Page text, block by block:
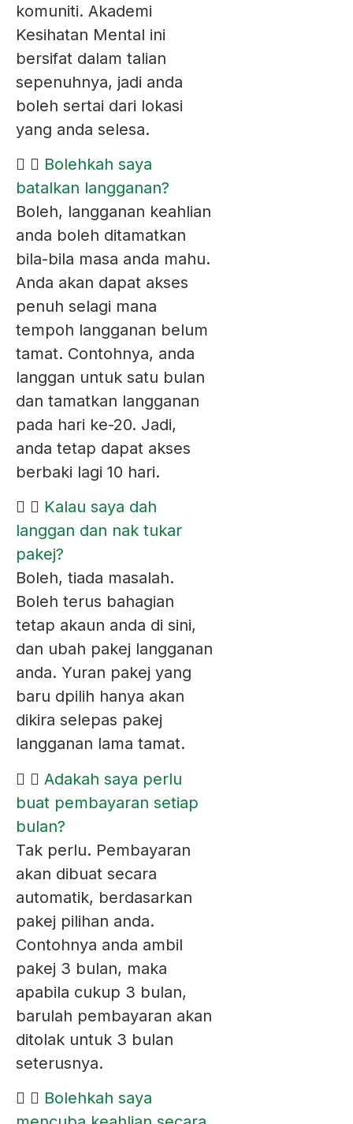
komuniti. Akademi
Kesihatan Mental ini
bersifat dalam talian
sepenuhnya, jadi anda
boleh sertai dari lokasi
yang anda selesa.
Bolehkah saya
batalkan langganan?
Boleh, langganan keahlian
anda boleh ditamatkan
bila-bila masa anda mahu.
Anda akan dapat akses
penuh selagi mana
tempoh langganan belum
tamat. Contohnya, anda
langgan untuk satu bulan
dan tamatkan langganan
pada hari ke-20. Jadi,
anda tetap dapat akses
berbaki lagi 10 hari.
Kalau saya dah
langgan dan nak tukar
pakej?
Boleh, tiada masalah.
Boleh terus bahagian
tetap akaun anda di sini,
dan ubah pakej langganan
anda. Yuran pakej yang
baru dpilih hanya akan
dikira selepas pakej
langganan lama tamat.
Adakah saya perlu
buat pembayaran setiap
bulan?
Tak perlu. Pembayaran
akan dibuat secara
automatik, berdasarkan
pakej pilihan anda.
Contohnya anda ambil
pakej 3 bulan, maka
apabila cukup 3 bulan,
barulah pembayaran akan
ditolak untuk 3 bulan
seterusnya.
Bolehkah saya